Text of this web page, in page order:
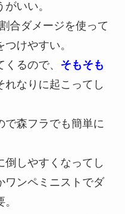
いい。
合ダメージを使って
けやすい。
るので、 そもそも
れなりに起こってし
で森フラでも簡単に
倒しやすくなってし
ワンペミニストでダ